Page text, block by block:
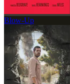
Blow-Up